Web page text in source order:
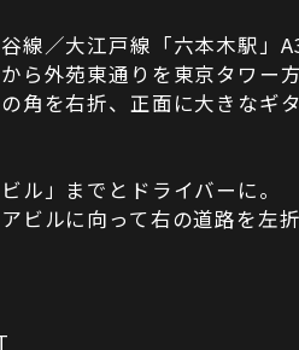
線／大江戸線「六本木駅」
ら外苑東通りを東京タワー
角を右折、正面に大きなギ
ル」までとドライバーに。
ビルに向って右の道路を左